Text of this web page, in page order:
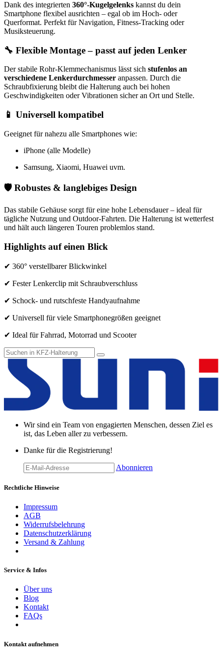
Dank des integrierten 360°-Kugelgelenks kannst du dein
Smartphone flexibel ausrichten – egal ob im Hoch- oder
Querformat. Perfekt für Navigation, Fitness-Tracking oder
Musiksteuerung.
🔧 Flexible Montage – passt auf jeden Lenker
Der stabile Rohr-Klemmechanismus lässt sich stufenlos an
verschiedene Lenkerdurchmesser anpassen. Durch die
Schraubfixierung bleibt die Halterung auch bei hohen
Geschwindigkeiten oder Vibrationen sicher an Ort und Stelle.
📱 Universell kompatibel
Geeignet für nahezu alle Smartphones wie:
iPhone (alle Modelle)
Samsung, Xiaomi, Huawei uvm.
🛡️ Robustes & langlebiges Design
Das stabile Gehäuse sorgt für eine hohe Lebensdauer – ideal für
tägliche Nutzung und Outdoor-Fahrten. Die Halterung ist wetterfest
und hält auch längeren Touren problemlos stand.
Highlights auf einen Blick
✔ 360° verstellbarer Blickwinkel
✔ Fester Lenkerclip mit Schraubverschluss
✔ Schock- und rutschfeste Handyaufnahme
✔ Universell für viele Smartphonegrößen geeignet
✔ Ideal für Fahrrad, Motorrad und Scooter
Wir sind ein Team von engagierten Menschen, dessen Ziel es
ist, das Leben aller zu verbessern.
Danke für die Registrierung!
Abonnieren
Rechtliche Hinweise
Impressum
AGB
Widerrufsbelehrung
Datenschutzerklärung
Versand & Zahlung
Service & Infos
Über uns
Blog
Kontakt
FAQs
Kontakt aufnehmen